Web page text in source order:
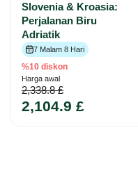
Slovenia & Kroasia:
Perjalanan Biru
Adriatik
7 Malam 8 Hari
%10 diskon
Harga awal
2,338.8 £
2,104.9 £